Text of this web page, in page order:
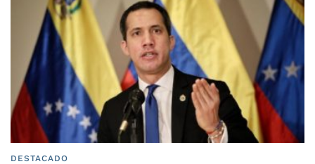
DESTACADO